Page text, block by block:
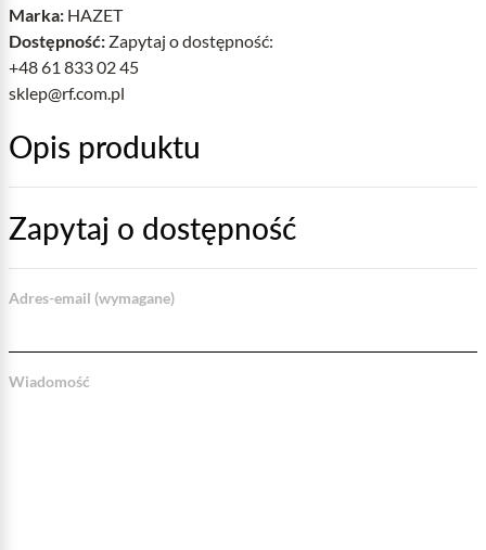
Marka: HAZET
Dostępność: Zapytaj o dostępność:
+48 61 833 02 45
sklep@rf.com.pl
Opis produktu
Zapytaj o dostępność
Adres-email (wymagane)
Wiadomość